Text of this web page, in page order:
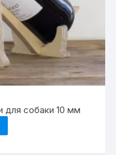
для собаки 10 мм